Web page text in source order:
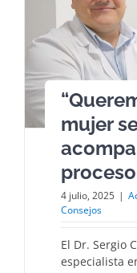
mujer
4 julio, 2025 |
Consejos
El Dr. Sergio
especialista